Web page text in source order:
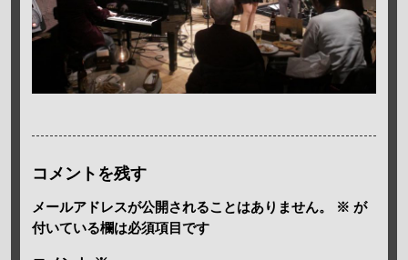
コメントを残す
メールアドレスが公開されることはありません。 ※ が
付いている欄は必須項目です